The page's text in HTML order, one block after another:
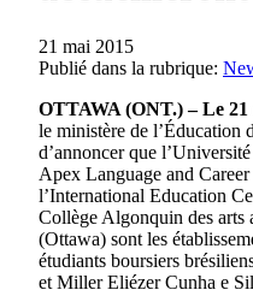
21 mai 2015
Publié dans la rubrique:
OTTAWA (ONT.) – Le 21
le ministère de l’Éducation
d’annoncer que
Apex Language and
l’International Education
Collège Algonquin des arts
(Ottawa) sont les
étudiants boursiers
et Miller Eliézer Cunha e